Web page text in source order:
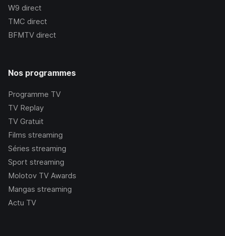
W9 direct
TMC direct
BFMTV direct
Nos programmes
Programme TV
TV Replay
TV Gratuit
Films streaming
Séries streaming
Sport streaming
Molotov TV Awards
Mangas streaming
Actu TV